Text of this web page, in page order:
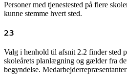
Personer med tjenestested på flere
kunne stemme hvert sted.
2.3
Valg i henhold til afsnit 2.2 finder sted
skoleårets planlægning og gælder fra
begyndelse.